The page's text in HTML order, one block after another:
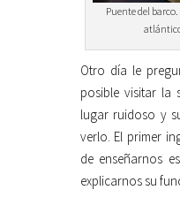
Puente del
Otro día le
posible visitar la
lugar ruidoso y
verlo. El primer
de enseñarnos
explicarnos su